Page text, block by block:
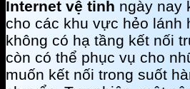
Internet vệ tinh ngày nay
cho các khu vực hẻo lánh
không có hạ tầng kết nối
còn có thể phục vụ cho
muốn kết nối trong suốt